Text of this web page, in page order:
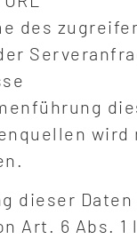
des
wird
dieser
Art. 6 Abs. 1